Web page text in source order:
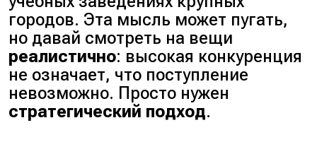
городов. Эта мысль может пугать,
но давай смотреть на вещи
реалистично: высокая конкуренция
не означает, что поступление
невозможно. Просто нужен
стратегический подход.